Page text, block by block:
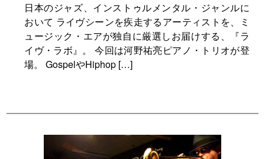
日本のジャズ、インストゥルメンタル・ジャンルに
おいて ライヴシーンを疾走するアーティストを、ミ
ュージック・エアが独自に厳選しお届けする、『ラ
イヴ・ラボ』。 今回は河野祐亮ピアノ・トリオが登
場。 GospelやHiphop […]